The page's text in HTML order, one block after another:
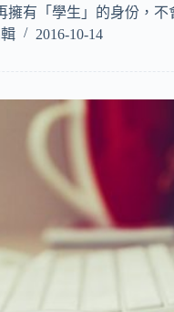
擁有「學生」的身份，
2016-10-14